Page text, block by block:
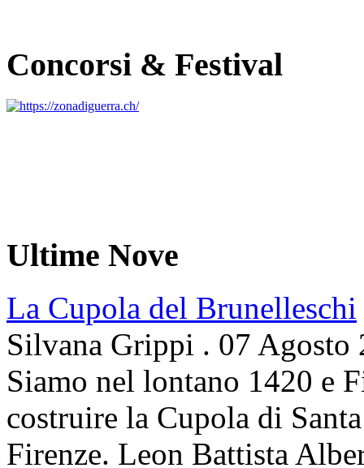
Concorsi & Festival
Ultime Nove
La Cupola del Brunelleschi
Silvana Grippi . 07 Agosto
Siamo nel lontano 1420 e
costruire la Cupola di
Firenze. Leon Battista